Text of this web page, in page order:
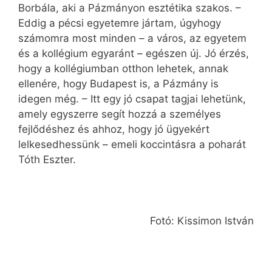
Borbála, aki a Pázmányon esztétika szakos. –
Eddig a pécsi egyetemre jártam, úgyhogy
számomra most minden – a város, az egyetem
és a kollégium egyaránt – egészen új. Jó érzés,
hogy a kollégiumban otthon lehetek, annak
ellenére, hogy Budapest is, a Pázmány is
idegen még. – Itt egy jó csapat tagjai lehetünk,
amely egyszerre segít hozzá a személyes
fejlődéshez és ahhoz, hogy jó ügyekért
lelkesedhessünk – emeli koccintásra a poharát
Tóth Eszter.
Fotó: Kissimon István